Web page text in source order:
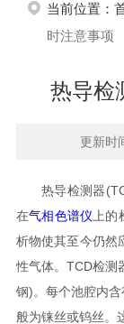
当前位置：
时注意事项
热导检
更新
热导检测器
在气相色谱仪 上
析物使其至今仍然
性气体。TCD检测
钢)。每个池腔内
般为铼丝或钨丝。